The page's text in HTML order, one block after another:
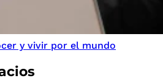
y vivir por el mundo